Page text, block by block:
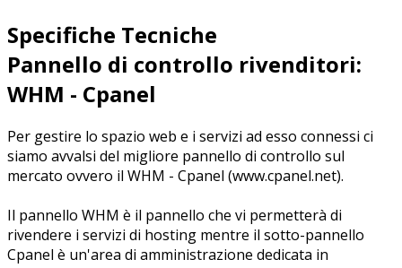
Specifiche Tecniche
Pannello di controllo rivenditori:
WHM - Cpanel
Per gestire lo spazio web e i servizi ad esso connessi ci
siamo avvalsi del migliore pannello di controllo sul
mercato ovvero il WHM - Cpanel (www.cpanel.net).
Il pannello WHM è il pannello che vi permetterà di
rivendere i servizi di hosting mentre il sotto-pannello
Cpanel è un'area di amministrazione dedicata in